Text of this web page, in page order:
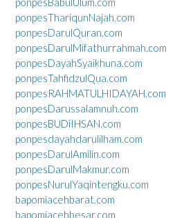
ponpesThariqunNajah.com
ponpesDarulQuran.com
ponpesDarulMifathurrahmah.com
ponpesDayahSyaikhuna.com
ponpesTahfidzulQua.com
ponpesRAHMATULHIDAYAH.com
ponpesDarussalamnuh.com
ponpesBUDiIHSAN.com
ponpesdayahdarulilham.com
ponpesDarulAmilin.com
ponpesDarulMakmur.com
ponpesNurulYaqintengku.com
bapomiacehbarat.com
bapomiacehbesar.com